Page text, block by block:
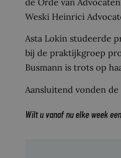
Weski Heinrici
Asta Lokin studeerde
bij de praktijkgroep
Busmann is trots op
Aansluitend vonden
Wilt u vanaf nu elke week